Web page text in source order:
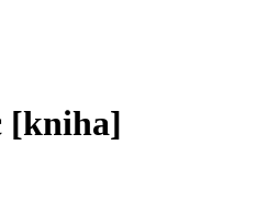
[kniha]